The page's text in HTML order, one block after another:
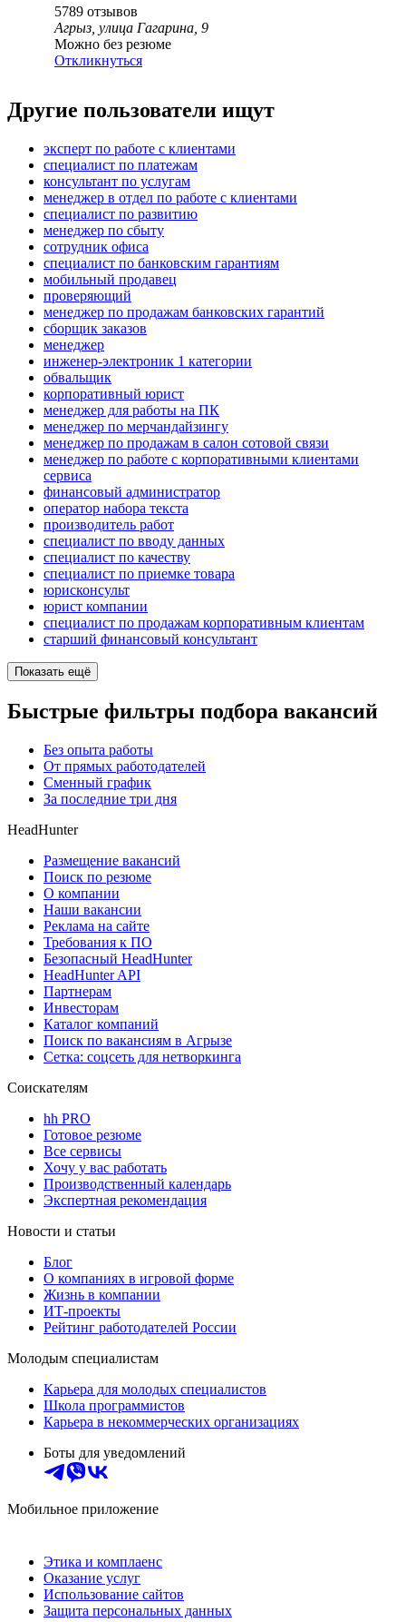
5789 отзывов
Агрыз, улица Гагарина, 9
Можно без резюме
Откликнуться
Другие пользователи ищут
эксперт по работе с клиентами
специалист по платежам
консультант по услугам
менеджер в отдел по работе с клиентами
специалист по развитию
менеджер по сбыту
сотрудник офиса
специалист по банковским гарантиям
мобильный продавец
проверяющий
менеджер по продажам банковских гарантий
сборщик заказов
менеджер
инженер-электроник 1 категории
обвальщик
корпоративный юрист
менеджер для работы на ПК
менеджер по мерчандайзингу
менеджер по продажам в салон сотовой связи
менеджер по работе с корпоративными клиентами
сервиса
финансовый администратор
оператор набора текста
производитель работ
специалист по вводу данных
специалист по качеству
специалист по приемке товара
юрисконсульт
юрист компании
специалист по продажам корпоративным клиентам
старший финансовый консультант
Показать ещё
Быстрые фильтры подбора вакансий
Без опыта работы
От прямых работодателей
Сменный график
За последние три дня
HeadHunter
Размещение вакансий
Поиск по резюме
О компании
Наши вакансии
Реклама на сайте
Требования к ПО
Безопасный HeadHunter
HeadHunter API
Партнерам
Инвесторам
Каталог компаний
Поиск по вакансиям в Агрызе
Сетка: соцсеть для нетворкинга
Соискателям
hh PRO
Готовое резюме
Все сервисы
Хочу у вас работать
Производственный календарь
Экспертная рекомендация
Новости и статьи
Блог
О компаниях в игровой форме
Жизнь в компании
ИТ-проекты
Рейтинг работодателей России
Молодым специалистам
Карьера для молодых специалистов
Школа программистов
Карьера в некоммерческих организациях
Боты для уведомлений
Мобильное приложение
Этика и комплаенс
Оказание услуг
Использование сайтов
Защита персональных данных